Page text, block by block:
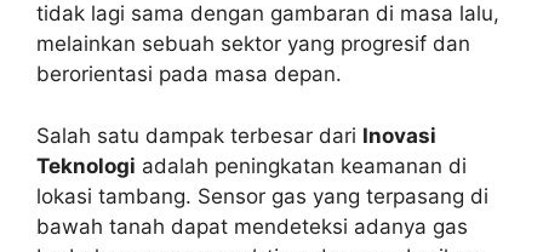
tidak lagi sama dengan gambaran di masa lalu,
melainkan sebuah sektor yang progresif dan
berorientasi pada masa depan.
Salah satu dampak terbesar dari Inovasi
Teknologi adalah peningkatan keamanan di
lokasi tambang. Sensor gas yang terpasang di
bawah tanah dapat mendeteksi adanya gas